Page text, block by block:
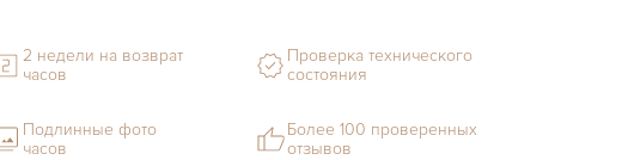
2 недели на возврат
часов
Проверка технического
состояния
Подлинные фото
часов
Более 100 проверенных
отзывов